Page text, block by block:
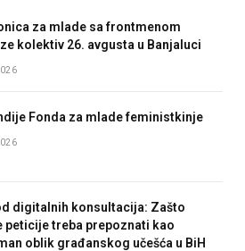
za mlade sa frontmenom
kolektiv 26. avgusta u Banjaluci
Fonda za mlade feministkinje
digitalnih konsultacija: Zašto
peticije treba prepoznati kao
oblik građanskog učešća u BiH